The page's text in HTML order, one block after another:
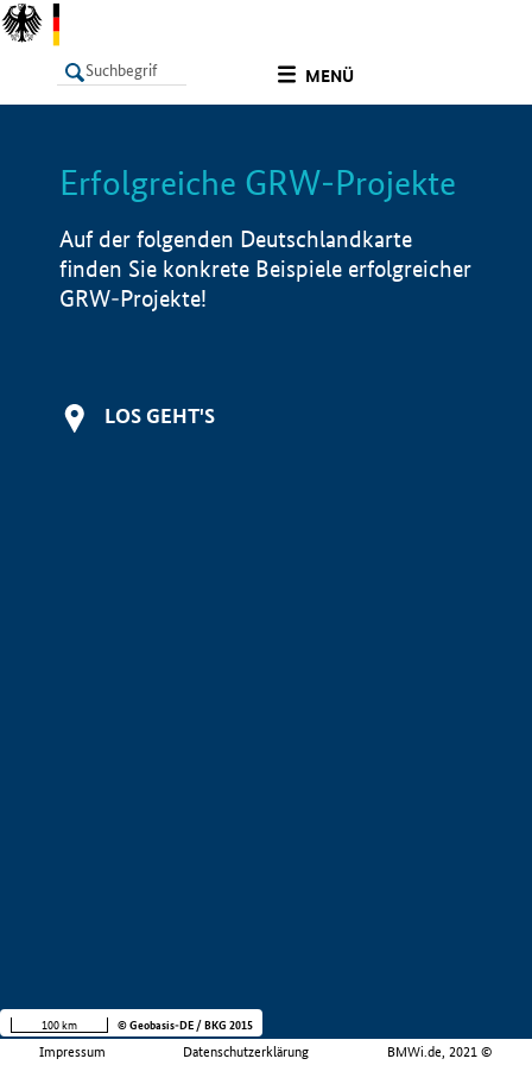
MENÜ
LISTE Info
Erfolgreiche GRW-Projekte
Auf der folgenden Deutschlandkarte
finden Sie konkrete Beispiele erfolgreicher
GRW-Projekte!
LOS GEHT'S
Impressum Datenschutzerklärung BMWi.de, 2021 ©
100 km © Geobasis-DE / BKG 2015